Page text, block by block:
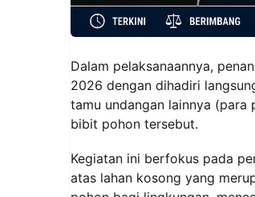
Dalam pelaksanaannya,
2026 dengan dihadiri
tamu undangan lainnya (para
bibit pohon tersebut.
Kegiatan ini berfokus pada
atas lahan kosong yang